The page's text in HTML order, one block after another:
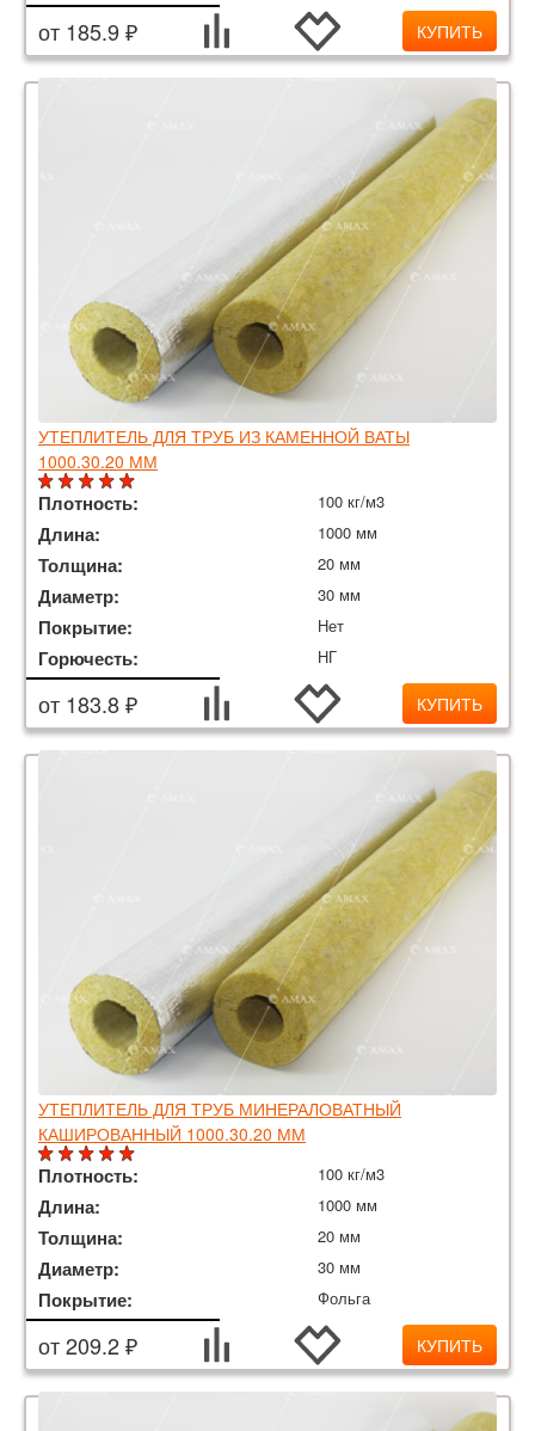
от 185.9 ₽ КУПИТЬ
УТЕПЛИТЕЛЬ ДЛЯ ТРУБ ИЗ КАМЕННОЙ ВАТЫ
1000.30.20 ММ
Плотность: 100 кг/м3
Длина: 1000 мм
Толщина: 20 мм
Диаметр: 30 мм
Покрытие: Нет
Горючесть: НГ
от 183.8 ₽ КУПИТЬ
УТЕПЛИТЕЛЬ ДЛЯ ТРУБ МИНЕРАЛОВАТНЫЙ
КАШИРОВАННЫЙ 1000.30.20 ММ
Плотность: 100 кг/м3
Длина: 1000 мм
Толщина: 20 мм
Диаметр: 30 мм
Покрытие: Фольга
от 209.2 ₽ КУПИТЬ